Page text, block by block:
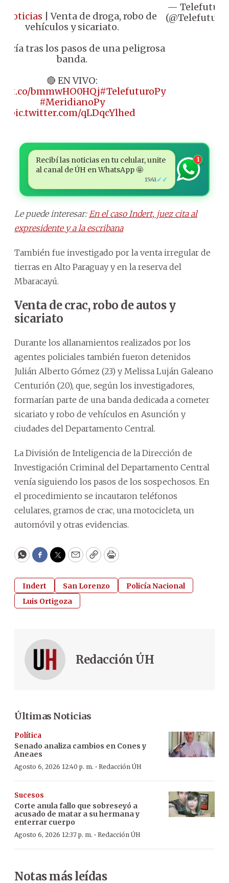
| Venta de droga, robo de
vehículos y sicariato.
tras los pasos de una peligrosa
banda.
🔴 EN VIVO:
t.co/bmmwHO0HQj#TelefuturoPy
#MeridianoPy
pic.twitter.com/qLDqcYlhed
— Telefuturo
(@Telefuturo)
Recibí las noticias en tu celular, unite
al canal de ÚH en WhatsApp 🤩
15:41 ✓✓
1
Le puede interesar: En el caso Indert, juez cita al
expresidente y a la escribana
También fue investigado por la venta irregular de
tierras en Alto Paraguay y en la reserva del
Mbaracayú.
Venta de crac, robo de autos y
sicariato
Durante los allanamientos realizados por los
agentes policiales también fueron detenidos
Julián Alberto Gómez (23) y Melissa Luján Galeano
Centurión (20), que, según los investigadores,
formarían parte de una banda dedicada a cometer
sicariato y robo de vehículos en Asunción y
ciudades del Departamento Central.
La División de Inteligencia de la Dirección de
Investigación Criminal del Departamento Central
venía siguiendo los pasos de los sospechosos. En
el procedimiento se incautaron teléfonos
celulares, gramos de crac, una motocicleta, un
automóvil y otras evidencias.
WhatsApp
Facebook
Twitter
EmailCopyPrint
Indert San Lorenzo
Policía Nacional
Luis Ortigoza
Redacción ÚH
Últimas Noticias
Política
Senado analiza cambios en Cones y
Aneaes
Agosto 6, 2026 12:40 p. m. · Redacción ÚH
Sucesos
Corte anula fallo que sobreseyó a
acusado de matar a su hermana y
enterrar cuerpo
Agosto 6, 2026 12:37 p. m. · Redacción ÚH
Notas más leídas